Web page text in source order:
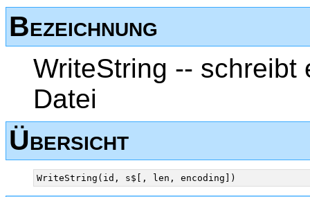
Bezeichnung
WriteString -- schreibt
Datei
Übersicht
WriteString(id, s$[, len, encoding])